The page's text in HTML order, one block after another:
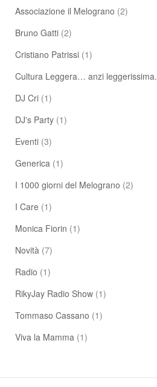
Associazione il Melograno (2)
Bruno Gatti (2)
Cristiano Patrissi (1)
Cultura Leggera… anzi leggerissima.
DJ Cri (1)
DJ's Party (1)
Eventi (3)
Generica (1)
I 1000 giorni del Melograno (2)
I Care (1)
Monica Fiorin (1)
Novità (7)
Radio (1)
RikyJay Radio Show (1)
Tommaso Cassano (1)
Viva la Mamma (1)